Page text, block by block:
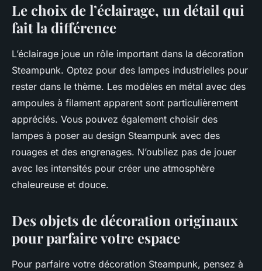
Le choix de l’éclairage, un détail qui
fait la différence
L’éclairage joue un rôle important dans la décoration
Steampunk. Optez pour des lampes industrielles pour
rester dans le thème. Les modèles en métal avec des
ampoules à filament apparent sont particulièrement
appréciés. Vous pouvez également choisir des
lampes à poser au design Steampunk avec des
rouages et des engrenages. N’oubliez pas de jouer
avec les intensités pour créer une atmosphère
chaleureuse et douce.
Des objets de décoration originaux
pour parfaire votre espace
Pour parfaire votre décoration Steampunk, pensez à